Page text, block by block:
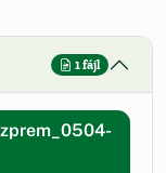
1 fájl